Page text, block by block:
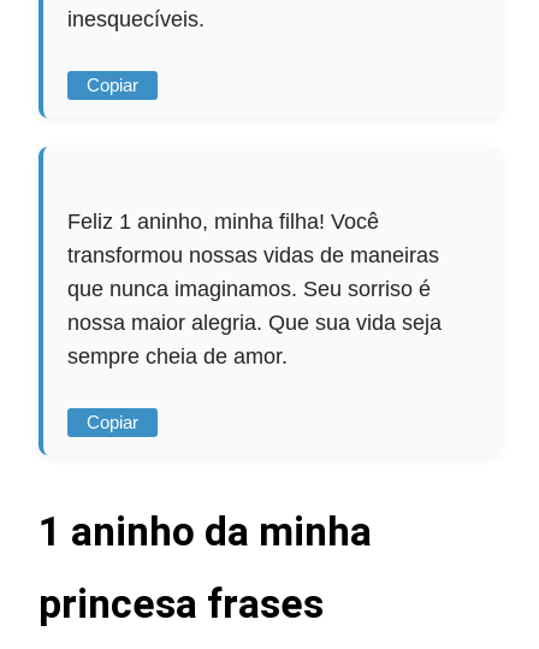
inesquecíveis.
Copiar
Feliz 1 aninho, minha filha! Você
transformou nossas vidas de maneiras
que nunca imaginamos. Seu sorriso é
nossa maior alegria. Que sua vida seja
sempre cheia de amor.
Copiar
1 aninho da minha
princesa frases